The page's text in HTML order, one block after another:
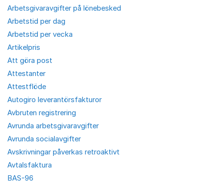
Arbetsgivaravgifter på lönebesked
Arbetstid per dag
Arbetstid per vecka
Artikelpris
Att göra post
Attestanter
Attestflöde
Autogiro leverantörsfakturor
Avbruten registrering
Avrunda arbetsgivaravgifter
Avrunda socialavgifter
Avskrivningar påverkas retroaktivt
Avtalsfaktura
BAS-96